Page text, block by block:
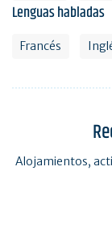
Lenguas habladas
Francés
Alojamientos,